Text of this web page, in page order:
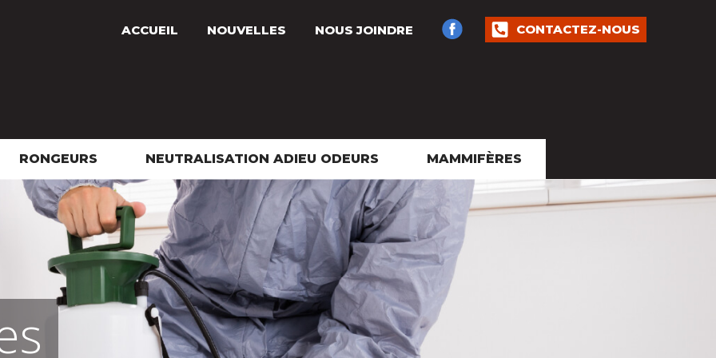
ACCUEIL NOUVELLES NOUS JOINDRE CONTACTEZ-NOUS
RONGEURS NEUTRALISATION ADIEU ODEURS MAMMIFÈRES